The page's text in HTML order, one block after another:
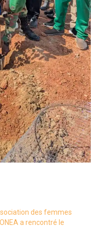
des femmes
a rencontré le